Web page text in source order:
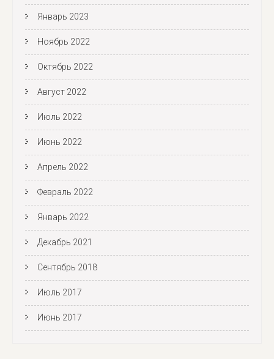
Январь 2023
Ноябрь 2022
Октябрь 2022
Август 2022
Июль 2022
Июнь 2022
Апрель 2022
Февраль 2022
Январь 2022
Декабрь 2021
Сентябрь 2018
Июль 2017
Июнь 2017